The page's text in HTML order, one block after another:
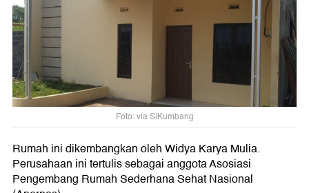
Foto: via SiKumbang
Rumah ini dikembangkan oleh Widya Karya Mulia.
Perusahaan ini tertulis sebagai anggota Asosiasi
Pengembang Rumah Sederhana Sehat Nasional